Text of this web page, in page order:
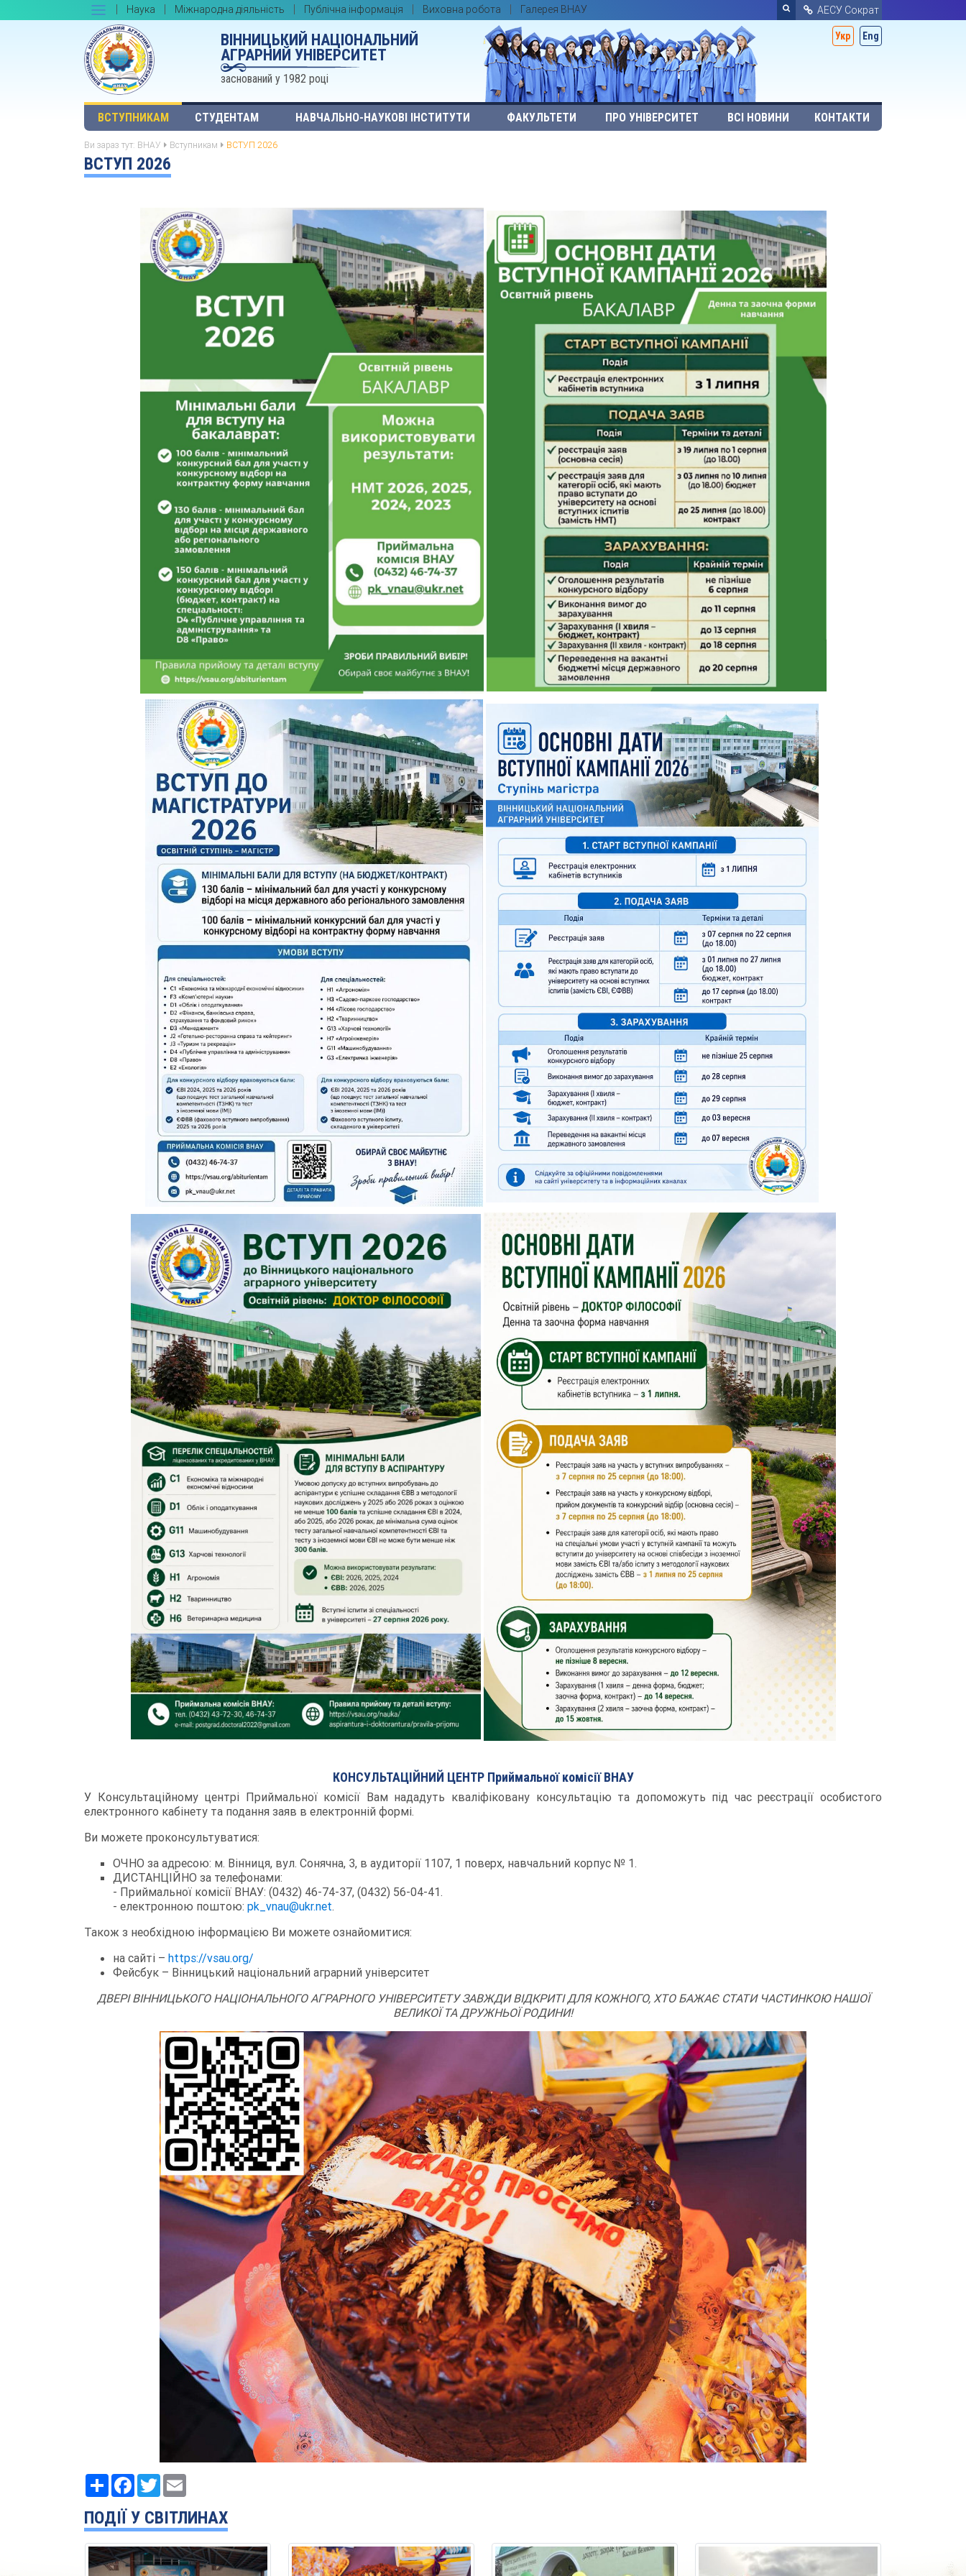
Наука Міжнародна діяльність Публічна інформація Виховна робота Галерея ВНАУ АЕСУ Сократ
ВІННИЦЬКИЙ НАЦІОНАЛЬНИЙ
АГРАРНИЙ УНІВЕРСИТЕТ
заснований у 1982 році
Укр Eng
ВСТУПНИКАМ СТУДЕНТАМ НАВЧАЛЬНО-НАУКОВІ ІНСТИТУТИ ФАКУЛЬТЕТИ ПРО УНІВЕРСИТЕТ ВСІ НОВИНИ КОНТАКТИ
Ви зараз тут: ВНАУ Вступникам ВСТУП 2026
ВСТУП 2026
КОНСУЛЬТАЦІЙНИЙ ЦЕНТР Приймальної комісії ВНАУ
У Консультаційному центрі Приймальної комісії Вам нададуть кваліфіковану консультацію та допоможуть під час реєстрації особистого
електронного кабінету та подання заяв в електронній формі.
Ви можете проконсультуватися:
ОЧНО за адресою: м. Вінниця, вул. Сонячна, 3, в аудиторії 1107, 1 поверх, навчальний корпус № 1.
ДИСТАНЦІЙНО за телефонами:
- Приймальної комісії ВНАУ: (0432) 46-74-37, (0432) 56-04-41.
- електронною поштою: pk_vnau@ukr.net.
Також з необхідною інформацією Ви можете ознайомитися:
на сайті – https://vsau.org/
Фейсбук – Вінницький національний аграрний університет
ДВЕРІ ВІННИЦЬКОГО НАЦІОНАЛЬНОГО АГРАРНОГО УНІВЕРСИТЕТУ ЗАВЖДИ ВІДКРИТІ ДЛЯ КОЖНОГО, ХТО БАЖАЄ СТАТИ ЧАСТИНКОЮ НАШОЇ
ВЕЛИКОЇ ТА ДРУЖНЬОЇ РОДИНИ!
РесурсFacebook
Twitter
ПОДІЇ У СВІТЛИНАХ